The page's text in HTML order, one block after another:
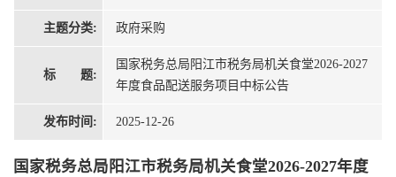
主题分类: 政府采购
标 题:
国家税务总局阳江市税务局机关食堂2026-2027
年度食品配送服务项目中标公告
发布时间: 2025-12-26
国家税务总局阳江市税务局机关食堂2026-2027年度